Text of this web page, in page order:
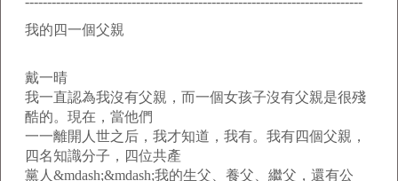
我的四一個父親
戴一晴
我一直認為我沒有父親，而一個女孩子沒有父親是很殘
酷的。現在，當他們
一一離開人世之后，我才知道，我有。我有四個父親，
四名知識分子，四位共產
黨人&mdash;&mdash;我的生父、養父、繼父，還有公